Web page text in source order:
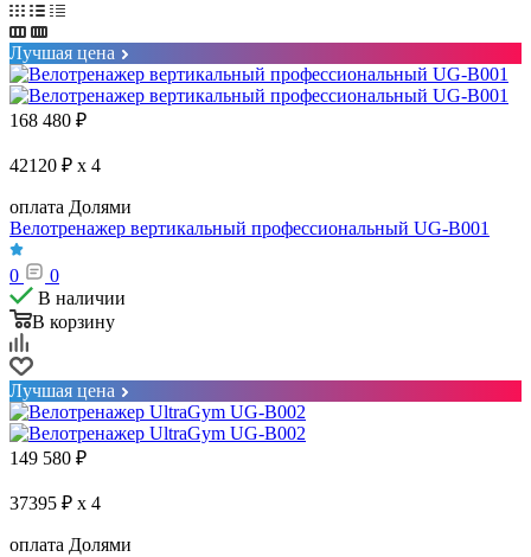
Лучшая цена
168 480 ₽
42120 ₽ x 4
оплата Долями
Велотренажер вертикальный профессиональный UG-B001
0
0
В наличии
В корзину
Лучшая цена
149 580 ₽
37395 ₽ x 4
оплата Долями